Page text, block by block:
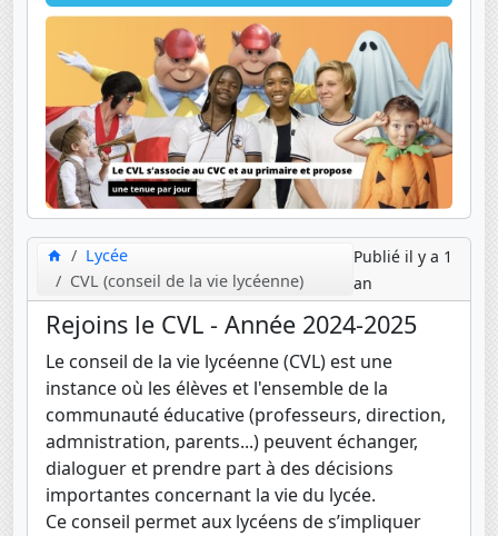
Lycée
CVL (conseil de la vie lycéenne)
Publié il y a 1
an
Rejoins le CVL - Année 2024-2025
Le conseil de la vie lycéenne (CVL) est une
instance où les élèves et l'ensemble de la
communauté éducative (professeurs, direction,
admnistration, parents...) peuvent échanger,
dialoguer et prendre part à des décisions
importantes concernant la vie du lycée.
Ce conseil permet aux lycéens de s’impliquer